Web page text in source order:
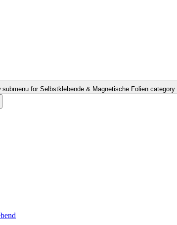
submenu for Selbstklebende & Magnetische Folien category